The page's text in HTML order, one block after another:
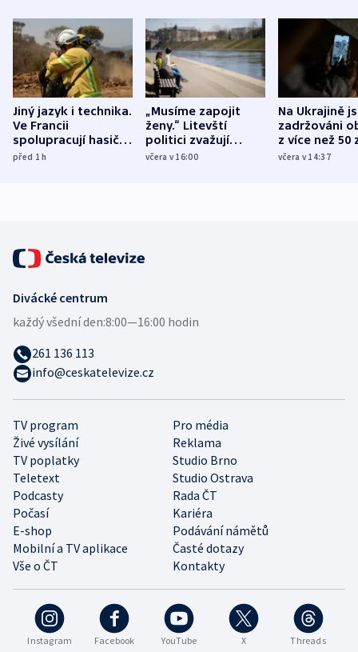
Jiný jazyk i technika.
Ve Francii
spolupracují hasiči z
různých zemí
před 1h
„Musíme zapojit
ženy.“ Litevští
politici zvažují
dohodu o
včera v 16:00
Na Ukrajině
zadržováni
z více než 50
Bojovali na
včera v 14:37
Instagram Facebook YouTube X Threads
TV program
Pro média
Živé vysílání
Reklama
TV poplatky
Studio Brno
Teletext
Studio Ostrava
Podcasty
Rada ČT
Počasí
Kariéra
E-shop
Podávání námětů
Mobilní a TV aplikace
Časté dotazy
Vše o ČT
Kontakty
Divácké centrum
každý všední den:8:00—16:00 hodin
261 136 113
info@ceskatelevize.cz